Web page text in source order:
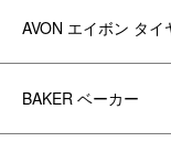
AVON エイボン タイ
BAKER ベーカー